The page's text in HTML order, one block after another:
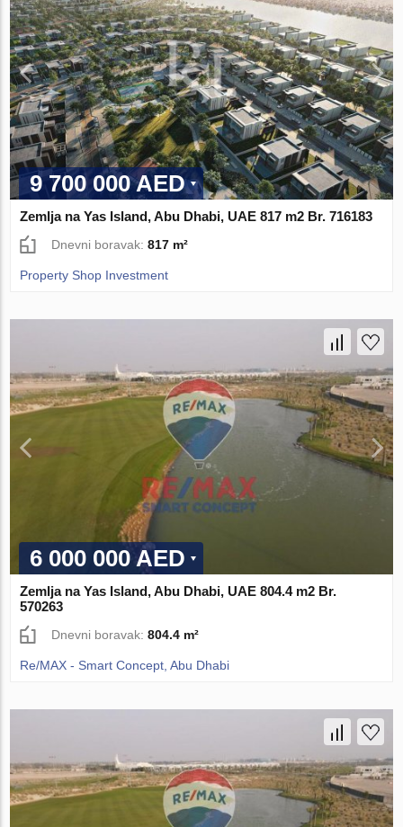
9 700 000 AED
Zemlja na Yas Island, Abu Dhabi, UAE 817 m2 Br. 716183
Dnevni boravak:817 m²
Property Shop Investment
6 000 000 AED
Zemlja na Yas Island, Abu Dhabi, UAE 804.4 m2 Br.
570263
Dnevni boravak:804.4 m²
Re/MAX - Smart Concept, Abu Dhabi